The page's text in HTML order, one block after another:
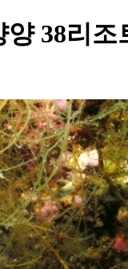
38리조